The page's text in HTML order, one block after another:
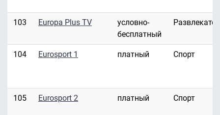
103 Europa Plus TV
условно-
бесплатный
104 Eurosport 1 платный Спорт
105 Eurosport 2 платный Спорт